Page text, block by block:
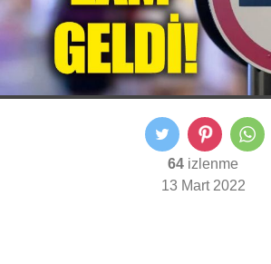
64 izlenme
13 Mart 2022